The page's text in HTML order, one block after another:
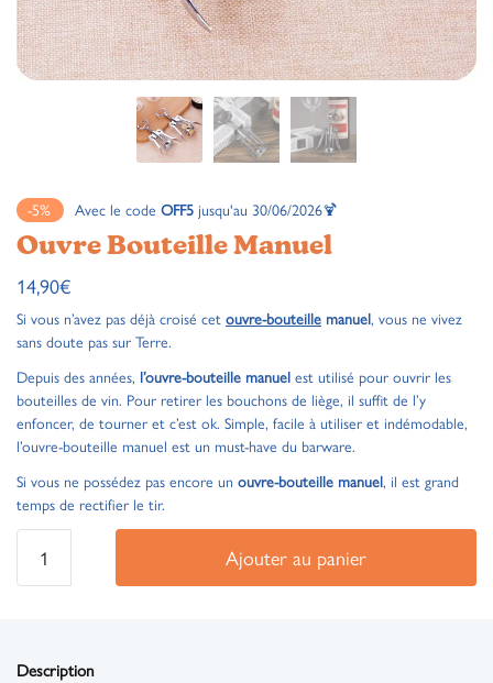
-5% Avec le code OFF5 jusqu'au 30/06/2026🍹
Ouvre Bouteille Manuel
14,90€
Si vous n’avez pas déjà croisé cet ouvre-bouteille manuel, vous ne vivez
sans doute pas sur Terre.
Depuis des années, l’ouvre-bouteille manuel est utilisé pour ouvrir les
bouteilles de vin. Pour retirer les bouchons de liège, il suffit de l’y
enfoncer, de tourner et c’est ok. Simple, facile à utiliser et indémodable,
l’ouvre-bouteille manuel est un must-have du barware.
Si vous ne possédez pas encore un ouvre-bouteille manuel, il est grand
temps de rectifier le tir.
Ajouter au panier
Description